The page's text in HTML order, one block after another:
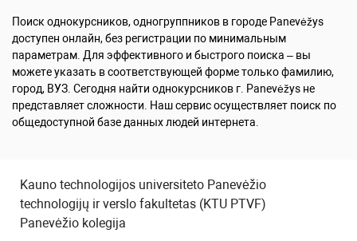
Поиск однокурсников, одногруппников в городе Panevėžys
доступен онлайн, без регистрации по минимальным
параметрам. Для эффективного и быстрого поиска – вы
можете указать в соответствующей форме только фамилию,
город, ВУЗ. Сегодня найти однокурсников г. Panevėžys не
представляет сложности. Наш сервис осуществляет поиск по
общедоступной базе данных людей интернета.
Kauno technologijos universiteto Panevėžio
technologijų ir verslo fakultetas (KTU PTVF)
Panevėžio kolegija